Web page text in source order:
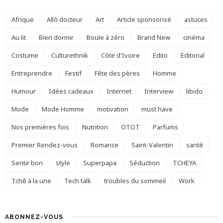
Afrique Allô docteur Art Article sponsorisé
astuces
Au lit
Bien dormir Boule à zéro Brand New
cinéma
Costume
Culturethnik Côte d'Ivoire Edito
Editorial
Entreprendre
Festif Fête des pères
Homme
Humour
Idées cadeaux Internet Interview
libido
Mode
Mode Homme motivation
must have
Nos premières fois
Nutrition OTOT
Parfums
Premier Rendez-vous
Romance Saint-Valentin
santé
Sentir bon
style Superpapa Séduction
TCHEYA
Tchê à la une
Tech talk troubles du sommeil Work
ABONNEZ-VOUS